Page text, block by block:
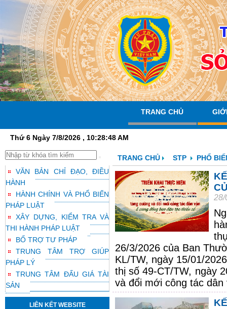
TRANG CHỦ
Thứ 6 Ngày 7/8/2026 , 10:28:49 AM
VĂN BẢN CHỈ ĐẠO, ĐIỀU
HÀNH
HÀNH CHÍNH VÀ PHỔ BIẾN
PHÁP LUẬT
XÂY DỰNG, KIỂM TRA VÀ
THI HÀNH PHÁP LUẬT
BỔ TRỢ TƯ PHÁP
TRUNG TÂM TRỢ GIÚP
PHÁP LÝ
TRUNG TÂM ĐẤU GIÁ TÀI
SẢN
LIÊN KẾT WEBSITE
TRANG CHỦ STP PHỔ
28/
26/3/2026 của Ban
KL/TW, ngày 15/01/
thị số 49-CT/TW, ngày
và đổi mới công tác